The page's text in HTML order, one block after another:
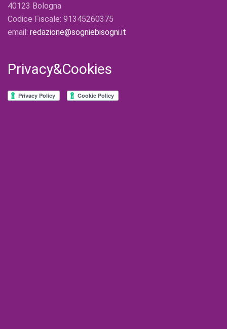
40123 Bologna
Codice Fiscale: 91345260375
email: redazione@sogniebisogni.it
Privacy&Cookies